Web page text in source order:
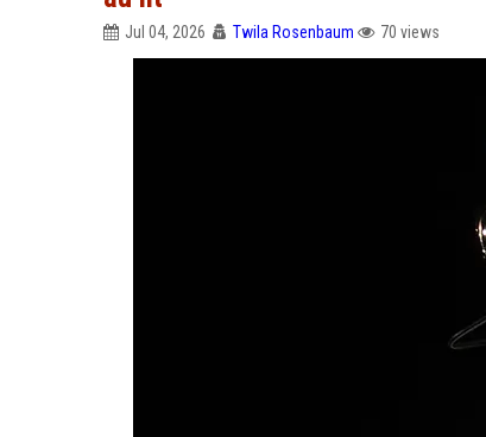
Jul 04, 2026 Twila Rosenbaum 70 views